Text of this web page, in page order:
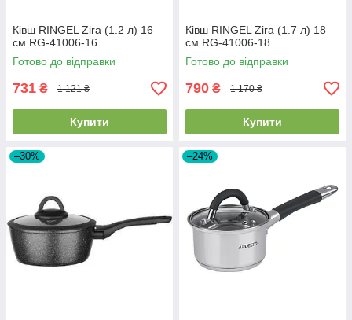
Ківш RINGEL Zira (1.2 л) 16
см RG-41006-16
Готово до відправки
731 ₴ 1 121 ₴
Купити
Ківш RINGEL Zira (1.7 л) 18
см RG-41006-18
Готово до відправки
790 ₴ 1 170 ₴
Купити
–30% –24%